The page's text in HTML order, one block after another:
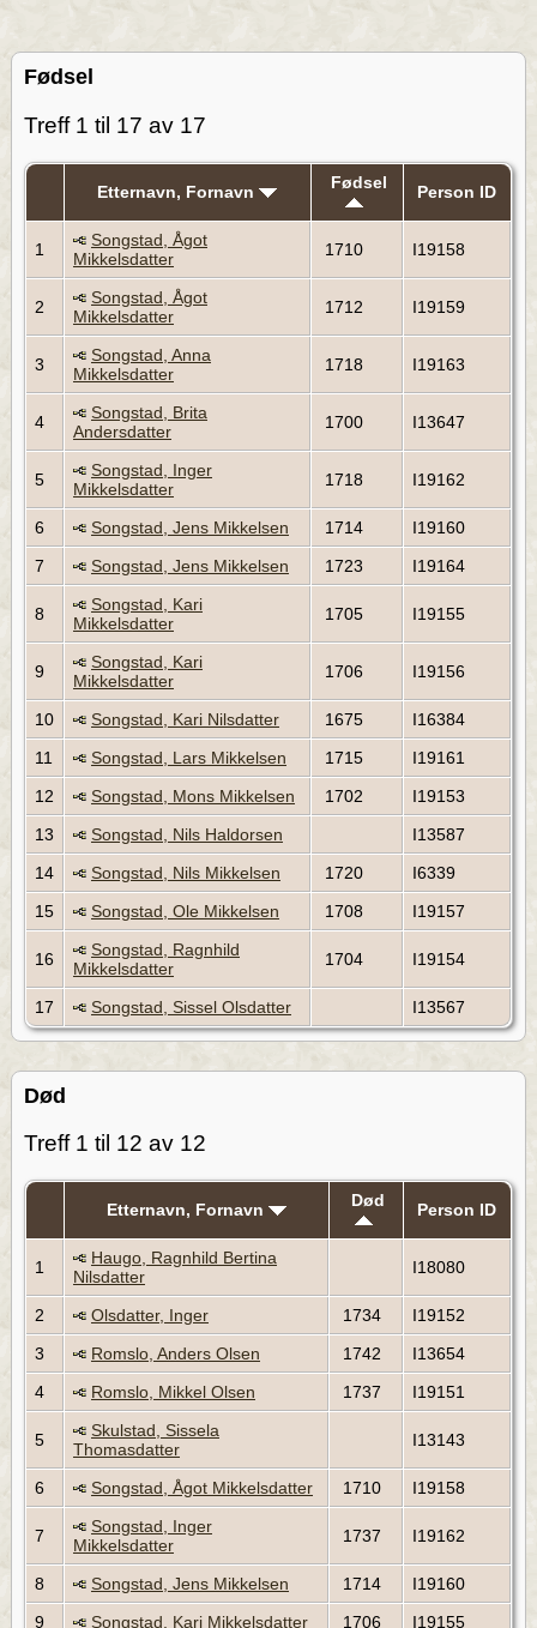
Fødsel
Treff 1 til 17 av 17
Etternavn, Fornavn Fødsel Person ID
1
Songstad, Ågot
Mikkelsdatter
1710 I19158
2
Songstad, Ågot
Mikkelsdatter
1712 I19159
3
Songstad, Anna
Mikkelsdatter
1718 I19163
4
Songstad, Brita
Andersdatter
1700 I13647
5
Songstad, Inger
Mikkelsdatter
1718 I19162
6 Songstad, Jens Mikkelsen 1714
I19160
7
Songstad, Jens Mikkelsen 1723 I19164
8
Songstad, Kari
Mikkelsdatter
1705 I19155
9
Songstad, Kari
Mikkelsdatter
1706 I19156
10 Songstad, Kari Nilsdatter 1675
I16384
11
Songstad, Lars Mikkelsen 1715
I19161
12
Songstad, Mons Mikkelsen 1702
I19153
13
Songstad, Nils Haldorsen
I13587
14
Songstad, Nils Mikkelsen 1720
I6339
15
Songstad, Ole Mikkelsen 1708 I19157
16
Songstad, Ragnhild
Mikkelsdatter
1704 I19154
17 Songstad, Sissel Olsdatter I13567
Død
Treff 1 til 12 av 12
Etternavn, Fornavn Død Person ID
1
Haugo, Ragnhild Bertina
Nilsdatter
I18080
2 Olsdatter, Inger 1734
I19152
3
Romslo, Anders Olsen 1742
I13654
4
Romslo, Mikkel Olsen 1737 I19151
5
Skulstad, Sissela
Thomasdatter
I13143
6 Songstad, Ågot Mikkelsdatter 1710 I19158
7
Songstad, Inger
Mikkelsdatter
1737 I19162
8 Songstad, Jens Mikkelsen 1714
I19160
9
Songstad, Kari Mikkelsdatter 1706 I19155